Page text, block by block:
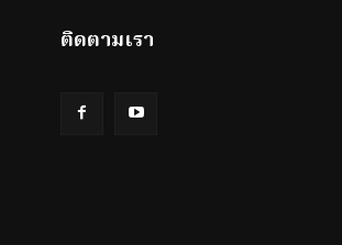
ติดตามเรา